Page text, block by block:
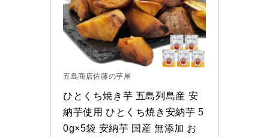
五島商店佐藤の芋屋
ひとくち焼き芋 五島列島産 安
納芋使用 ひとくち焼き安納芋 5
0g×5袋 安納芋 国産 無添加 お